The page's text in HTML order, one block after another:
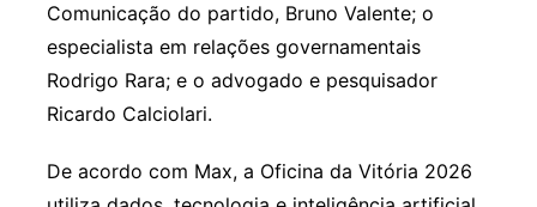
Comunicação do partido, Bruno Valente; o
especialista em relações governamentais
Rodrigo Rara; e o advogado e pesquisador
Ricardo Calciolari.
De acordo com Max, a Oficina da Vitória 2026